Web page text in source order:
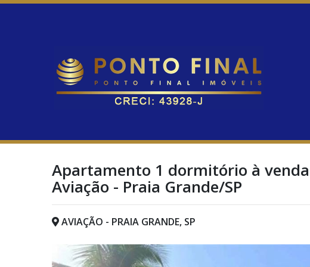
Apartamento 1 dormitório à venda
Aviação - Praia Grande/SP
AVIAÇÃO - PRAIA GRANDE, SP